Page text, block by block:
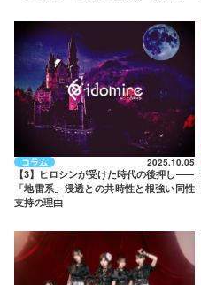
コラム 2025.10.05
【3】ヒロシンが受けた時代の後押し——
「地雷系」浸透との共時性と根強い同性
支持の理由